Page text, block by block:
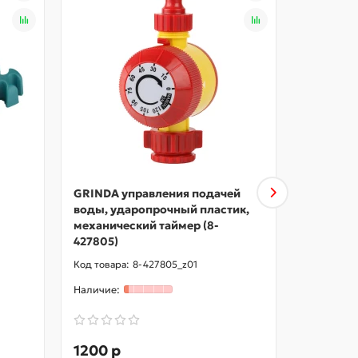
GRINDA управления подачей
воды, ударопрочный пластик,
механический таймер (8-
427805)
8-427805_z01
1200 р